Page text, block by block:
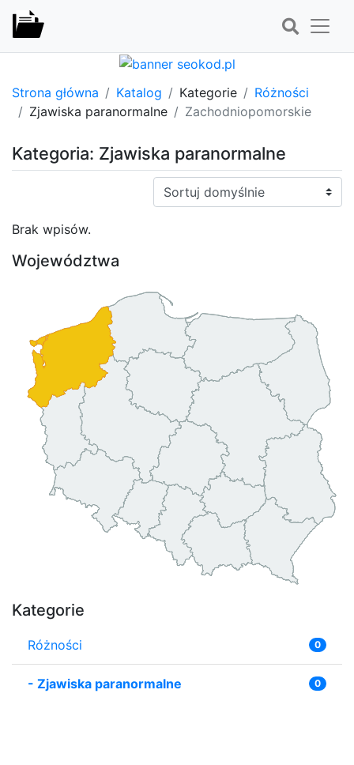
Strona główna Katalog Kategorie
Różności
Zjawiska paranormalne
Zachodniopomorskie
Kategoria: Zjawiska paranormalne
Sortuj:
Brak wpisów.
Województwa
Kategorie
Różności 0
- Zjawiska paranormalne 0